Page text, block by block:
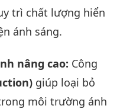
trì chất lượng hiển
ánh sáng.
nâng cao: Công
giúp loại bỏ
môi trường ánh